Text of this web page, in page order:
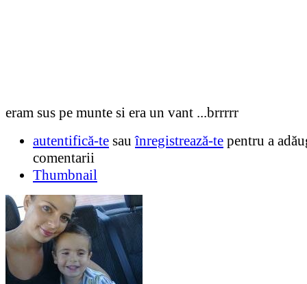
eram sus pe munte si era un vant ...brrrrr
autentifică-te sauînregistrează-te pentru a
comentarii
Thumbnail